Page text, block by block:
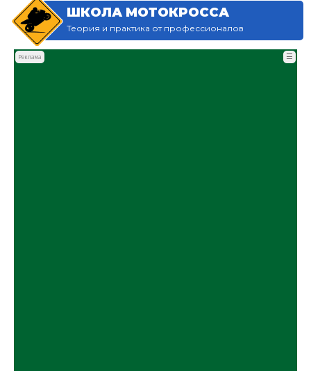
ШКОЛА МОТОКРОССА
Теория и практика от профессионалов
Реклама ☰